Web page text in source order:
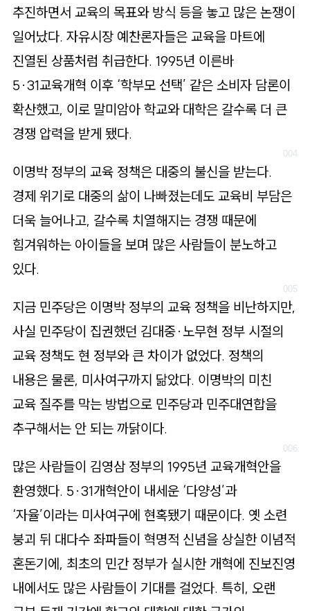
추진하면서 교육의 목표와 방식 등을 놓고 많은 논쟁이
일어났다. 자유시장 예찬론자들은 교육을 마트에
진열된 상품처럼 취급한다. 1995년 이른바
5·31교육개혁 이후 ‘학부모 선택’ 같은 소비자 담론이
확산했고, 이로 말미암아 학교와 대학은 갈수록 더 큰
경쟁 압력을 받게 됐다.
이명박 정부의 교육 정책은 대중의 불신을 받는다.
경제 위기로 대중의 삶이 나빠졌는데도 교육비 부담은
더욱 늘어나고, 갈수록 치열해지는 경쟁 때문에
힘겨워하는 아이들을 보며 많은 사람들이 분노하고
있다.
지금 민주당은 이명박 정부의 교육 정책을 비난하지만,
사실 민주당이 집권했던 김대중·노무현 정부 시절의
교육 정책도 현 정부와 큰 차이가 없었다. 정책의
내용은 물론, 미사여구까지 닮았다. 이명박의 미친
교육 질주를 막는 방법으로 민주당과 민주대연합을
추구해서는 안 되는 까닭이다.
많은 사람들이 김영삼 정부의 1995년 교육개혁안을
환영했다. 5·31개혁안이 내세운 ‘다양성’과
‘자율’이라는 미사여구에 현혹됐기 때문이다. 옛 소련
붕괴 뒤 대다수 좌파들이 혁명적 신념을 상실한 이념적
혼돈기에, 최초의 민간 정부가 실시한 개혁에 진보진영
내에서도 많은 사람들이 기대를 걸었다. 특히, 오랜